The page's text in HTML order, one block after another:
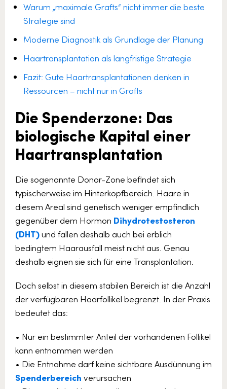
Warum „maximale Grafts“ nicht immer die beste
Strategie sind
Moderne Diagnostik als Grundlage der Planung
Haartransplantation als langfristige Strategie
Fazit: Gute Haartransplantationen denken in
Ressourcen – nicht nur in Grafts
Die Spenderzone: Das
biologische Kapital einer
Haartransplantation
Die sogenannte Donor-Zone befindet sich
typischerweise im Hinterkopfbereich. Haare in
diesem Areal sind genetisch weniger empfindlich
gegenüber dem Hormon Dihydrotestosteron
(DHT)und fallen deshalb auch bei erblich
bedingtem Haarausfall meist nicht aus. Genau
deshalb eignen sie sich für eine Transplantation.
Doch selbst in diesem stabilen Bereich ist die Anzahl
der verfügbaren Haarfollikel begrenzt. In der Praxis
bedeutet das:
• Nur ein bestimmter Anteil der vorhandenen Follikel
kann entnommen werden
• Die Entnahme darf keine sichtbare Ausdünnung im
Spenderbereich verursachen